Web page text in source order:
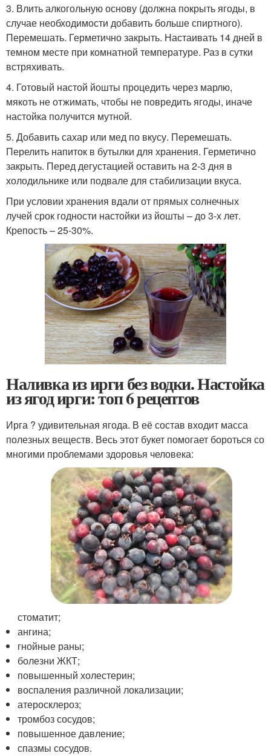
3. Влить алкогольную основу (должна покрыть ягоды, в
случае необходимости добавить больше спиртного).
Перемешать. Герметично закрыть. Настаивать 14 дней в
темном месте при комнатной температуре. Раз в сутки
встряхивать.
4. Готовый настой йошты процедить через марлю,
мякоть не отжимать, чтобы не повредить ягоды, иначе
настойка получится мутной.
5. Добавить сахар или мед по вкусу. Перемешать.
Перелить напиток в бутылки для хранения. Герметично
закрыть. Перед дегустацией оставить на 2-3 дня в
холодильнике или подвале для стабилизации вкуса.
При условии хранения вдали от прямых солнечных
лучей срок годности настойки из йошты – до 3-х лет.
Крепость – 25-30%.
Наливка из ирги без водки. Настойка
из ягод ирги: топ 6 рецептов
Ирга ? удивительная ягода. В её состав входит масса
полезных веществ. Весь этот букет помогает бороться со
многими проблемами здоровья человека:
стоматит;
ангина;
гнойные раны;
болезни ЖКТ;
повышенный холестерин;
воспаления различной локализации;
атеросклероз;
тромбоз сосудов;
повышенное давление;
спазмы сосудов.